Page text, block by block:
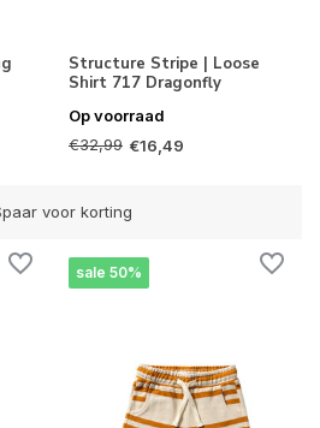
Structure Stripe | Loose
Shirt 717 Dragonfly
Op voorraad
€32,99 €16,49
voor korting
sale 50%